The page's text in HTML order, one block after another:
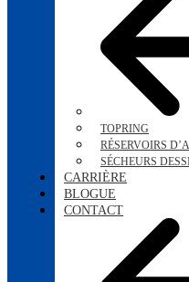
TOPRING
RÉSERVOIRS
SÉCHEURS
CARRIÈRE
BLOGUE
CONTACT